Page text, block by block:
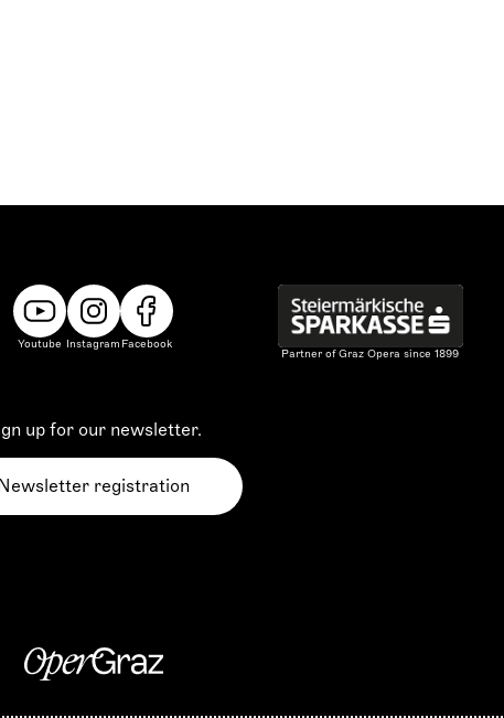
Youtube Instagram Facebook
up for our newsletter.
registration
Partner of Graz Opera since 1899